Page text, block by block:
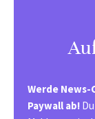
Werde
Paywall ab!